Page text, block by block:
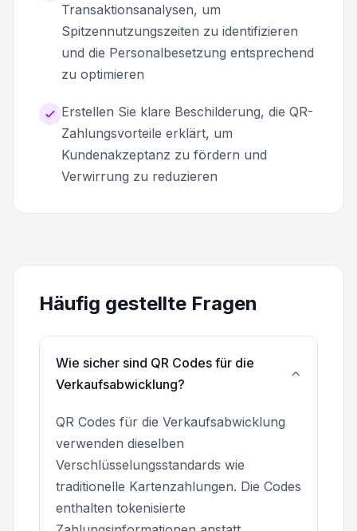
Transaktionsanalysen, um
Spitzennutzungszeiten zu identifizieren
und die Personalbesetzung entsprechend
zu optimieren
Erstellen Sie klare Beschilderung, die QR-
Zahlungsvorteile erklärt, um
Kundenakzeptanz zu fördern und
Verwirrung zu reduzieren
Häufig gestellte Fragen
Wie sicher sind QR Codes für die
Verkaufsabwicklung?
QR Codes für die Verkaufsabwicklung
verwenden dieselben
Verschlüsselungsstandards wie
traditionelle Kartenzahlungen. Die Codes
enthalten tokenisierte